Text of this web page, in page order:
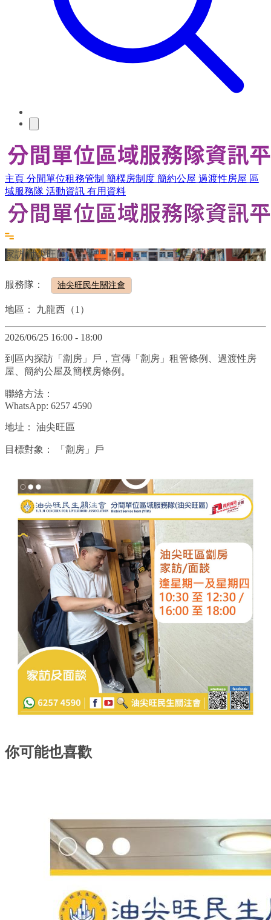
主頁 分間單位租務管制 簡樸房制度 簡約公屋 過渡性房屋 區
域服務隊 活動資訊 有用資料
家訪(油尖旺區)
服務隊： 油尖旺民生關注會
地區： 九龍西（1）
2026/06/25 16:00 - 18:00
到區內探訪「劏房」戶，宣傳「劏房」租管條例、過渡性房
屋、簡約公屋及簡樸房條例。
聯絡方法：
WhatsApp: 6257 4590
地址： 油尖旺區
目標對象： 「劏房」戶
你可能也喜歡